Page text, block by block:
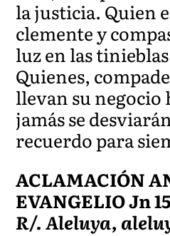
la justicia. Quien
clemente y
luz en las
Quienes,
llevan su
jamás se
recuerdo para
ACLAMACIÓN
EVANGELIO Jn
R/. Aleluya,